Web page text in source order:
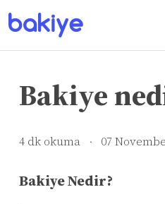
Bakiye
4 dk okuma · 07
Bakiye Nedir?